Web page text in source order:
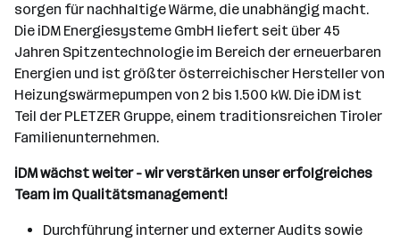
sorgen für nachhaltige Wärme, die unabhängig macht.
Die iDM Energiesysteme GmbH liefert seit über 45
Jahren Spitzentechnologie im Bereich der erneuerbaren
Energien und ist größter österreichischer Hersteller von
Heizungswärmepumpen von 2 bis 1.500 kW. Die iDM ist
Teil der PLETZER Gruppe, einem traditionsreichen Tiroler
Familienunternehmen.
iDM wächst weiter - wir verstärken unser erfolgreiches
Team im Qualitätsmanagement!
Durchführung interner und externer Audits sowie